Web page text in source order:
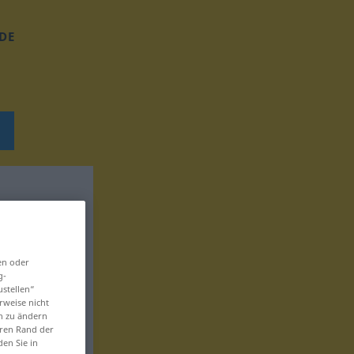
DE
oder
nicht
zu ändern
Rand der
Sie in